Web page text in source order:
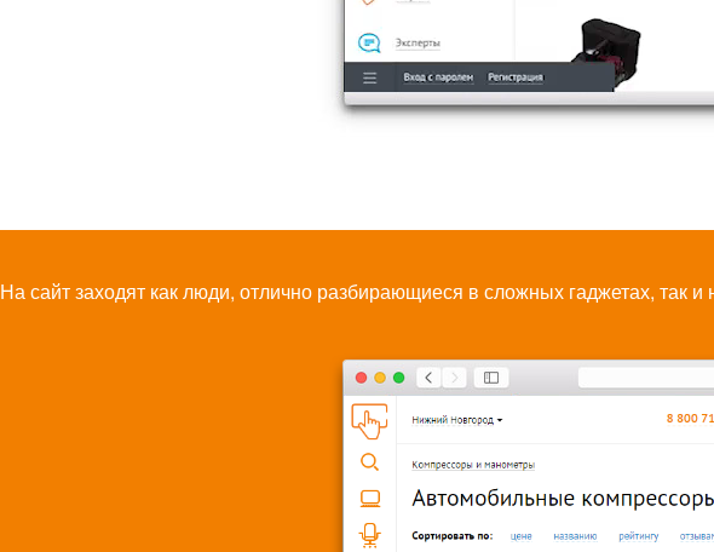
На сайт заходят как люди, отлично разбирающиеся в сложных гаджетах, так